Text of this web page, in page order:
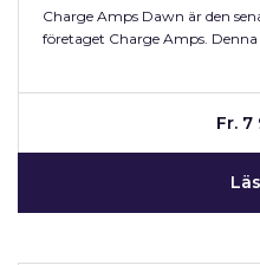
Charge Amps Dawn är den
företaget Charge Amps. Denna
Fr. 7